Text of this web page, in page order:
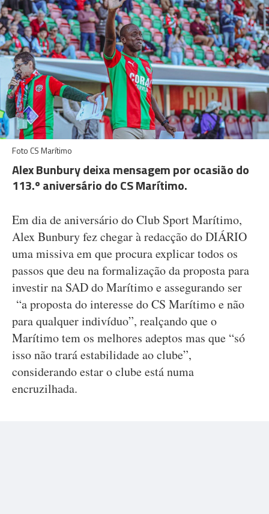
Foto CS Marítimo
Alex Bunbury deixa mensagem por ocasião do
113.º aniversário do CS Marítimo.
Em dia de aniversário do Club Sport Marítimo,
Alex Bunbury fez chegar à redacção do DIÁRIO
uma missiva em que procura explicar todos os
passos que deu na formalização da proposta para
investir na SAD do Marítimo e assegurando ser
“a proposta do interesse do CS Marítimo e não
para qualquer indivíduo”, realçando que o
Marítimo tem os melhores adeptos mas que “só
isso não trará estabilidade ao clube”,
considerando estar o clube está numa
encruzilhada.